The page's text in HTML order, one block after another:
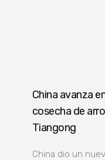
China avanza
cosecha de
Tiangong
China dio un